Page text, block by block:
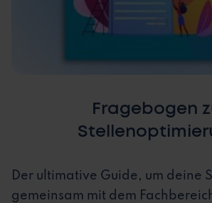
Fragebogen
Der ultimative Guide, um deine
gemeinsam mit dem